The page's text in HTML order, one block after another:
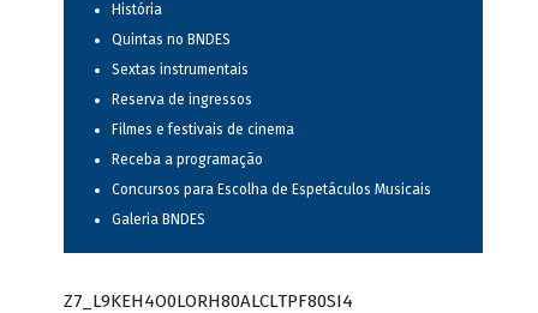
História
Quintas no BNDES
Sextas instrumentais
Reserva de ingressos
Filmes e festivais de cinema
Receba a programação
Concursos para Escolha de Espetáculos Musicais
Galeria BNDES
Z7_L9KEH4O0LORH80ALCLTPF80SI4